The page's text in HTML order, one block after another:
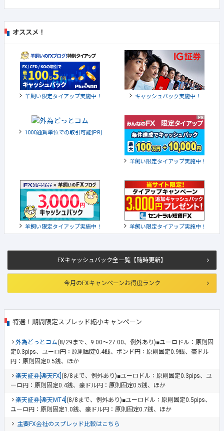
FXキャッシュバック全一覧【随時更新】
今月のFXキャンペーンお得度ランク
特選！期間限定スプレッド縮小キャンペーン
外為どっとコム(8/29まで、9:00～27:00、例外あり)■ユーロドル：原則固
定0.3pips、ユーロ円：原則固定0.4銭、ポンド円：原則固定0.9銭、豪ドル
円：原則固定0.5銭、ほか
楽天証券[楽天FX] (8/8まで、例外あり)■ユーロドル：原則固定0.3pips、ユ
ーロ円：原則固定0.4銭、豪ドル円：原則固定0.5銭、ほか
楽天証券[楽天MT4] (8/8まで、例外あり)■ユーロドル：原則固定0.5pips、
ユーロ円：原則固定1.0銭、豪ドル円：原則固定0.7銭、ほか
主要FX会社のスプレッド比較はこちら
オススメ！
羊飼い限定タイアップ実施中！ キャッシュバック実施中！
1000通貨単位での取引可能[PR]
羊飼い限定タイアップ実施中！
羊飼い限定タイアップ実施中！ 羊飼い限定タイアップ実施中！